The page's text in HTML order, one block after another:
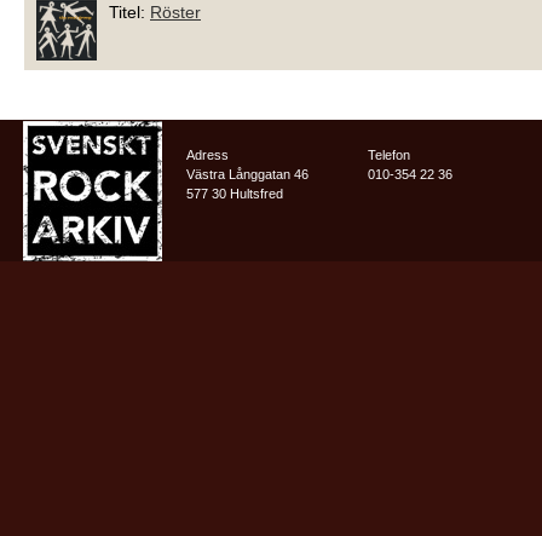
Titel: Röster
Adress
Västra Långgatan 46
577 30 Hultsfred
Telefon
010-354 22 36